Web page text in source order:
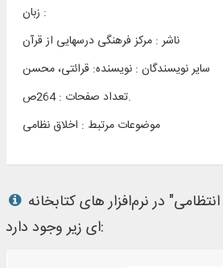
زبان :
ناشر : مرکز فرهنگی درسهایی از قرآن
سایر نویسندگان : نویسنده: قرائتی، محسن
تعداد صفحات : 264ص.
موضوعات مرتبط : اخلاق نظامی
ای زیر وجود دارد: